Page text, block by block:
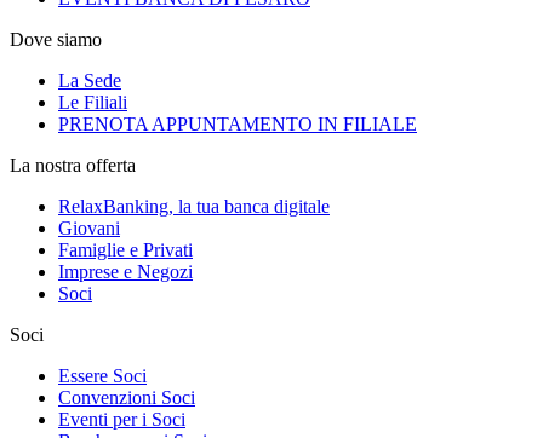
Dove siamo
La Sede
Le Filiali
PRENOTA APPUNTAMENTO IN FILIALE
La nostra offerta
RelaxBanking, la tua banca digitale
Giovani
Famiglie e Privati
Imprese e Negozi
Soci
Soci
Essere Soci
Convenzioni Soci
Eventi per i Soci